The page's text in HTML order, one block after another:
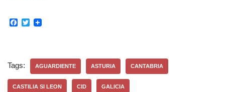
F
o
o
k
T
e
Tags: AGUARDIENTE ASTURIA CANTABRIA
CASTILIA SI LEON CID GALICIA